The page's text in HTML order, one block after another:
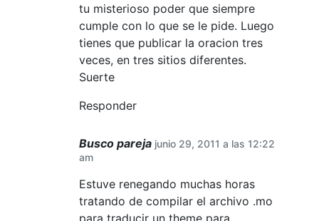
tu misterioso poder que siempre
cumple con lo que se le pide. Luego
tienes que publicar la oracion tres
veces, en tres sitios diferentes.
Suerte
Responder
Busco pareja junio 29, 2011 a las 12:22
am
Estuve renegando muchas horas
tratando de compilar el archivo .mo
para traducir un theme para